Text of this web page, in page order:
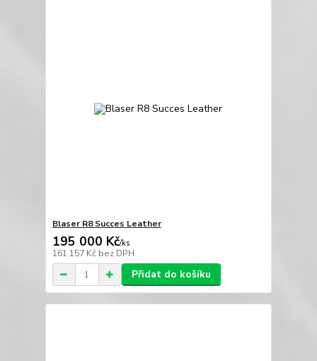
Blaser R8 Succes Leather
195 000 Kč/ks
161 157 Kč bez DPH
Přidat do košíku